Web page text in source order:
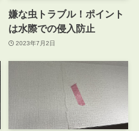
嫌な虫トラブル！ポイント
は水際での侵入防止
2023年7月2日